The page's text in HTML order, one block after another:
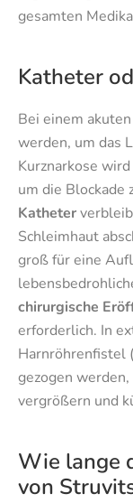
gesamten
Katheter
Bei einem
werden, um das
Kurznarkose
um die Blockade
Katheter
Schleimhaut
groß für eine
chirurgische
erforderlich. In
Harnröhrenfistel
gezogen
vergrößern und
Wie lange
von